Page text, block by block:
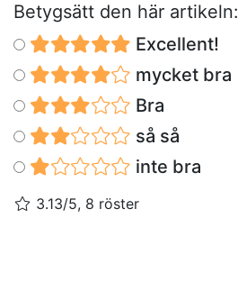
Betygsätt den här artikeln:
Excellent!
mycket bra
Bra
så så
inte bra
3.13/5, 8 röster